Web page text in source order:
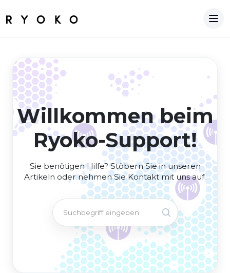
Willkommen beim
Ryoko-Support!
Sie benötigen Hilfe? Stöbern Sie in unseren
Artikeln oder nehmen Sie Kontakt mit uns auf.